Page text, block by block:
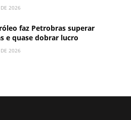
2026
faz Petrobras superar
e quase dobrar lucro
2026